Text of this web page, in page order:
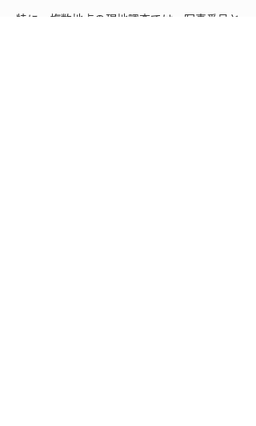
特に、複数地点の現地調査では、写真番号と